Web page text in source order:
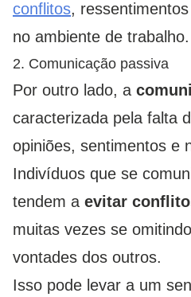
conflitos,
no ambiente de trabalho.
2. Comunicação passiva
Por outro lado, a
caracterizada pela falta
opiniões, sentimentos e
Indivíduos que se
tendem a evitar
muitas vezes se
vontades dos outros.
Isso pode levar a um